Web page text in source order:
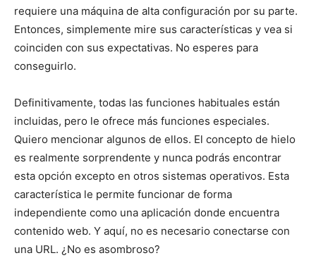
requiere una máquina de alta configuración por su parte.
Entonces, simplemente mire sus características y vea si
coinciden con sus expectativas. No esperes para
conseguirlo.
Definitivamente, todas las funciones habituales están
incluidas, pero le ofrece más funciones especiales.
Quiero mencionar algunos de ellos. El concepto de hielo
es realmente sorprendente y nunca podrás encontrar
esta opción excepto en otros sistemas operativos. Esta
característica le permite funcionar de forma
independiente como una aplicación donde encuentra
contenido web. Y aquí, no es necesario conectarse con
una URL. ¿No es asombroso?